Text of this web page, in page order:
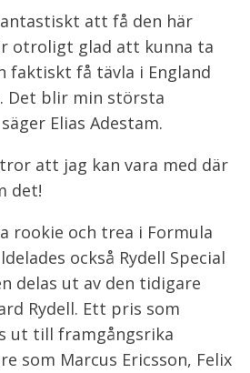
att få den här
otroligt glad att kunna ta
faktiskt få tävla i England
Det blir min största
Elias Adestam.
att jag kan vara med där
det!
rookie och trea i Formula
också Rydell Special
delas ut av den tidigare
Rydell. Ett pris som
ut till framgångsrika
som Marcus Ericsson, Felix